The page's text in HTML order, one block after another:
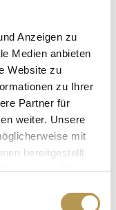
Anzeigen zu
Medien anbieten
Website zu
zu Ihrer
Partner für
weiter. Unsere
mit
bereitgestellt
« Auszeit ».
pour la durée de
ou par e-mail quel
vous pour